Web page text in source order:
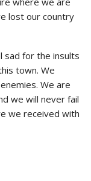
lost our country
sad for the insults
town. We
We are
we will never fail
we received with